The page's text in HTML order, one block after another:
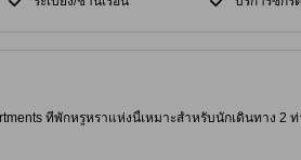
ที่พักหรูหราแห่งนี้เหมาะสำหรับนักเดินทาง 2
เพลิดเพลินกับอพาร์ทเมนท์ปรับอากาศในตัวเองพร้